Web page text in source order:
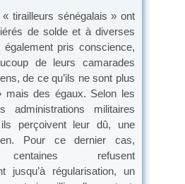
sénégalais » ont
de solde et à diverses
pris conscience,
de leurs camarades
de ce qu’ils ne sont plus
mais des égaux. Selon les
administrations militaires
ils perçoivent leur dû, une
Pour ce dernier cas,
refusent
jusqu’à régularisation, un